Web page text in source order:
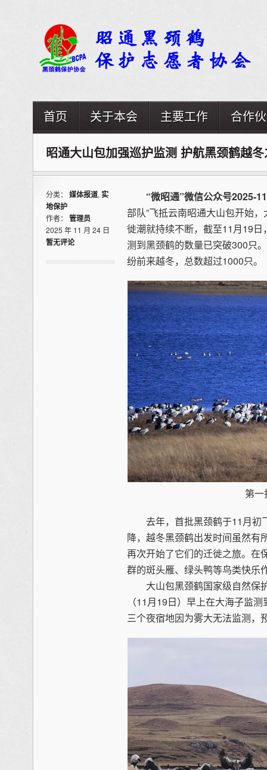
首页 关于本会 主要工作 合作
昭通大山包加强巡护监测 护航黑颈鹤越
分类： 媒体报道, 实
地保护
作者： 管理员
2025 年 11 月 24 日
暂无评论
“微昭通”微信公众号2025-
部队”飞抵云南昭通大山包开始
徙潮就持续不断，截至11月19
测到黑颈鹤的数量已突破300只
纷前来越冬，总数超过1000只。
第
去年，首批黑颈鹤于11月初
降，越冬黑颈鹤出发时间虽然有
再次开始了它们的迁徙之旅。在
群的斑头雁、绿头鸭等鸟类快乐
大山包黑颈鹤国家级自然保
（11月19日）早上在大海子监
三个夜宿地因为雾大无法监测，